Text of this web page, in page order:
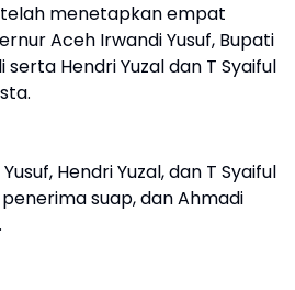
telah menetapkan empat
Aceh Irwandi Yusuf, Bupati
Hendri Yuzal dan T Syaiful
Hendri Yuzal, dan T Syaiful
suap, dan Ahmadi